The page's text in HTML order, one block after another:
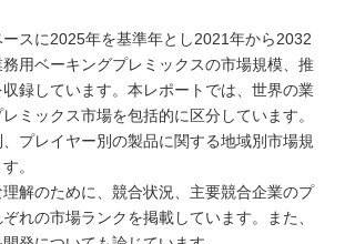
スに2025年を基準年とし2021年から2032
用ベーキングプレミックスの市場規模、推
録しています。本レポートでは、世界の業
ミックス市場を包括的に区分しています。
プレイヤー別の製品に関する地域別市場規
。
解のために、競合状況、主要競合企業のプ
れの市場ランクを掲載しています。また、